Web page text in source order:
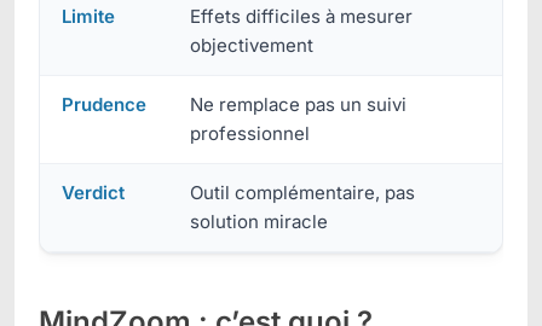
Limite
Effets difficiles à mesurer
objectivement
Prudence
Ne remplace pas un suivi
professionnel
Verdict
Outil complémentaire, pas
solution miracle